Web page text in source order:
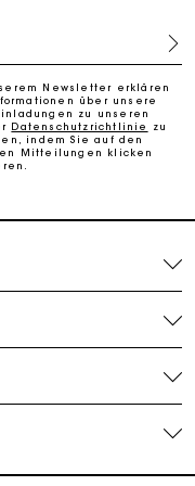
Möglichkeit, das
machen
Newsletter erklären
über unsere
zu unseren
Datenschutzrichtlinie
zu
indem Sie auf den
Mitteilungen klicken